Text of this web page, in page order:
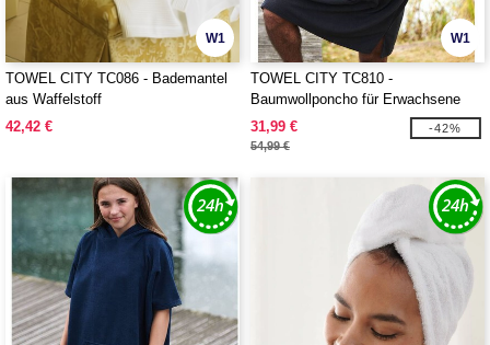
W1
TOWEL CITY TC086 - Bademantel
aus Waffelstoff
42,42 €
W1
TOWEL CITY TC810 -
Baumwollponcho für Erwachsene
31,99 €
54,99 €
-42%